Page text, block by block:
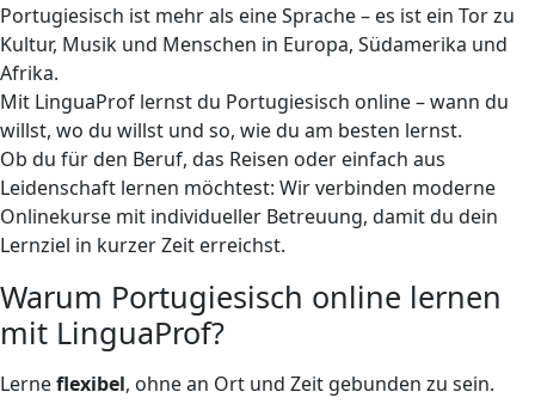
Portugiesisch ist mehr als eine Sprache – es ist ein Tor zu
Kultur, Musik und Menschen in Europa, Südamerika und
Afrika.
Mit LinguaProf lernst du Portugiesisch online – wann du
willst, wo du willst und so, wie du am besten lernst.
Ob du für den Beruf, das Reisen oder einfach aus
Leidenschaft lernen möchtest: Wir verbinden moderne
Onlinekurse mit individueller Betreuung, damit du dein
Lernziel in kurzer Zeit erreichst.
Warum Portugiesisch online lernen
mit LinguaProf?
Lerneflexibel, ohne an Ort und Zeit gebunden zu sein.